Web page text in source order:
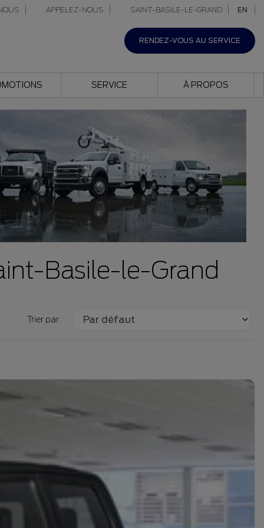
APPELEZ-NOUS SAINT-BASILE-LE-GRAND EN
RENDEZ-VOUS AU SERVICE
SERVICE À PROPOS
Basile-le-Grand
Trier par: